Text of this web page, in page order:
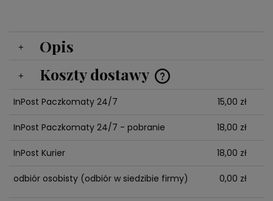
Opis
Koszty dostawy
Cena nie zawiera ewentualnych kosztów płatności
InPost Paczkomaty 24/7 15,00 zł
InPost Paczkomaty 24/7 - pobranie 18,00 zł
InPost Kurier 18,00 zł
odbiór osobisty (odbiór w siedzibie firmy) 0,00 zł